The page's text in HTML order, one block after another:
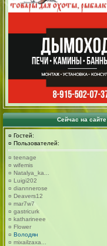
Сейчас на сайте
¤ Гостей:
¤ Пользователей:
¤ teenage
¤ wifemis
¤ Natalya_ka...
¤ Luigi202
¤ diannnerose
¤ Deavers12
¤ mar7w7
¤ gastricurk
¤ katharineee
¤ Flower
¤ Володян
¤ mixailzaxa...